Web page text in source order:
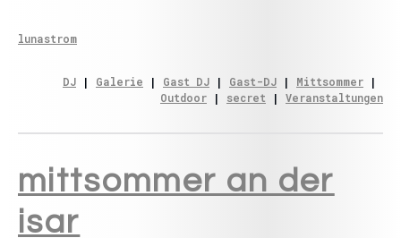
lunastrom
DJ | Galerie | Gast DJ | Gast-DJ | Mittsommer
Outdoor | secret | Veranstaltungen
mittsommer an der
isar